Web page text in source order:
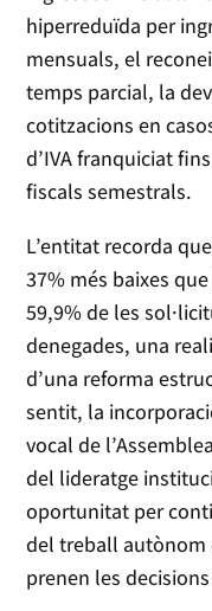
hiperreduïda per
mensuals, el
temps parcial, la
cotitzacions en
d’IVA franquiciat
fiscals semestrals.
L’entitat recorda
37% més baixes
59,9% de les
denegades, una
d’una reforma
sentit, la
vocal de
del lideratge
oportunitat per
del treball autònom
prenen les